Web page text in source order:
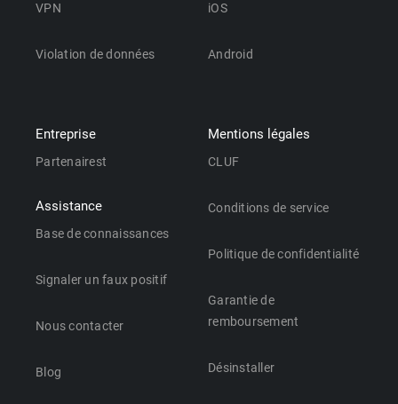
VPN
Violation de données
iOS
Android
Entreprise
Partenairest
Assistance
Base de connaissances
Signaler un faux positif
Nous contacter
Blog
Mentions légales
CLUF
Conditions de service
Politique de confidentialité
Garantie de
remboursement
Désinstaller